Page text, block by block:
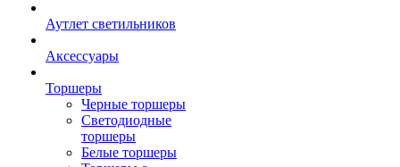
Аутлет светильников
Аксессуары
Торшеры
Черные торшеры
Светодиодные
торшеры
Белые торшеры